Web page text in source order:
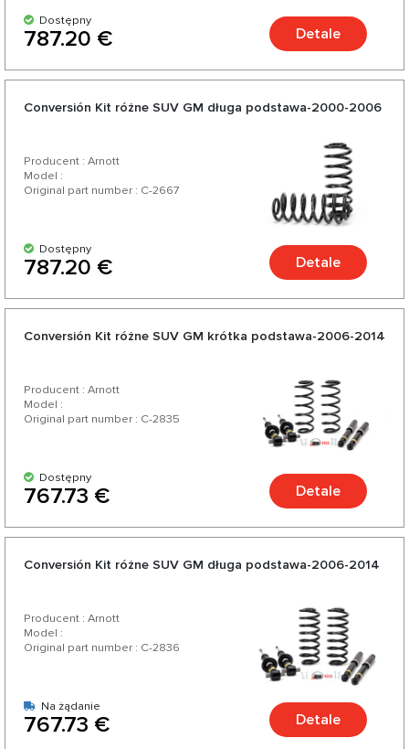
Dostępny
787.20 € Detale
Conversión Kit różne SUV GM długa podstawa-2000-2006
Producent : Arnott
Model :
Original part number : C-2667
Dostępny
787.20 € Detale
Conversión Kit różne SUV GM krótka podstawa-2006-2014
Producent : Arnott
Model :
Original part number : C-2835
Dostępny
767.73 € Detale
Conversión Kit różne SUV GM długa podstawa-2006-2014
Producent : Arnott
Model :
Original part number : C-2836
Na żądanie
767.73 € Detale